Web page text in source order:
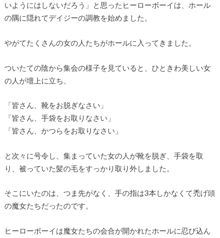
いようにはしないだろう」と思ったヒーローボーイは、ホール
の隅に隠れてデイジーの調教を始めました。
やがてたくさんの女の人たちがホールに入ってきました。
ついたての陰から集会の様子を見ていると、ひときわ美しい女
の人が壇上に立ち、
「皆さん、靴をお脱ぎなさい」
「皆さん、手袋をお取りなさい」
「皆さん、かつらをお取りなさい」
と次々に号令し、集まっていた女の人が靴を脱ぎ、手袋を取
り、被っていた髪の毛をすっかり取り外しました。
そこにいたのは、つま先がなく、手の指は3本しかなくて禿げ頭
の魔女たちだったのです。
ヒーローボーイは魔女たちの会合が開かれたホールに忍び込ん